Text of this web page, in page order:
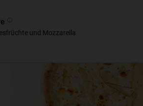
und Mozzarella